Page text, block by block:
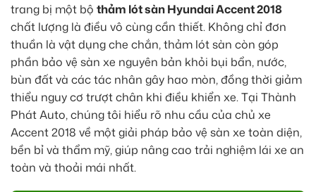
trang bị một bộ thảm lót sàn Hyundai Accent 2018
chất lượng là điều vô cùng cần thiết. Không chỉ đơn
thuần là vật dụng che chắn, thảm lót sàn còn góp
phần bảo vệ sàn xe nguyên bản khỏi bụi bẩn, nước,
bùn đất và các tác nhân gây hao mòn, đồng thời giảm
thiểu nguy cơ trượt chân khi điều khiển xe. Tại Thành
Phát Auto, chúng tôi hiểu rõ nhu cầu của chủ xe
Accent 2018 về một giải pháp bảo vệ sàn xe toàn diện,
bền bỉ và thẩm mỹ, giúp nâng cao trải nghiệm lái xe an
toàn và thoải mái nhất.